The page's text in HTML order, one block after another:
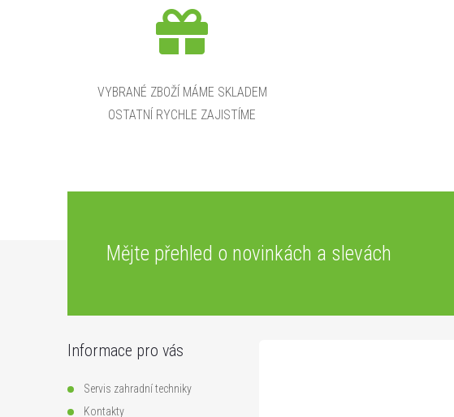
VYBRANÉ ZBOŽÍ MÁME SKLADEM
OSTATNÍ RYCHLE ZAJISTÍME
Mějte přehled o novinkách a slevách
Informace pro vás
Servis zahradní techniky
Kontakty